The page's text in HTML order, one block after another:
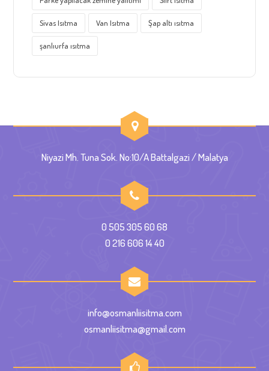
Sivas Isıtma Van Isıtma Şap altı ısıtma
şanlıurfa ısıtma
Niyazi Mh. Tuna Sok. No:10/A Battalgazi / Malatya
0 505 305 60 68
0 216 606 14 40
info@osmanliisitma.com
osmanliisitma@gmail.com